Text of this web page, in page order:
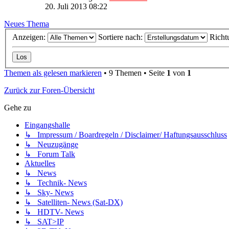
20. Juli 2013 08:22
Neues Thema
Anzeigen:
Sortiere nach:
Themen als gelesen markieren • 9 Themen • Seite 1 von 1
Zurück zur Foren-Übersicht
Gehe zu
Eingangshalle
↳ Impressum / Boardregeln / Disclaimer/ Haftungsausschluss
↳ Neuzugänge
↳ Forum Talk
Aktuelles
↳ News
↳ Technik- News
↳ Sky- News
↳ Satelliten- News (Sat-DX)
↳ HDTV- News
↳ SAT>IP